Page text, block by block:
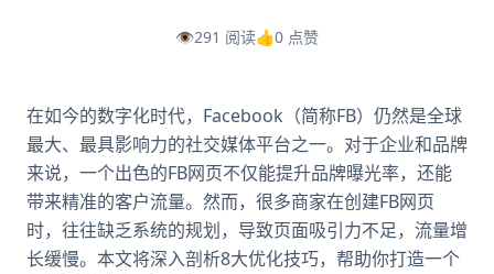
👁️291 阅读👍0 点赞
在如今的数字化时代，Facebook（简称FB）仍然是全球
最大、最具影响力的社交媒体平台之一。对于企业和品牌
来说，一个出色的FB网页不仅能提升品牌曝光率，还能
带来精准的客户流量。然而，很多商家在创建FB网页
时，往往缺乏系统的规划，导致页面吸引力不足，流量增
长缓慢。本文将深入剖析8大优化技巧，帮助你打造一个